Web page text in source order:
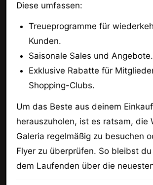
Diese umfassen:
Treueprogramme für
Kunden.
Saisonale Sales und Angebote.
Exklusive Rabatte für
Shopping-Clubs.
Um das Beste aus deinem Einkauf
herauszuholen, ist es ratsam, die
Galeria regelmäßig zu besuchen
Flyer zu überprüfen. So bleibst
dem Laufenden über die